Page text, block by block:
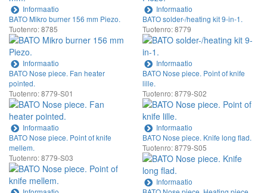
Informaatio
Informaatio
BATO Mikro burner 156 mm Piezo.
Tuotenro: 8785
Informaatio
BATO solder-/heating kit 9-in-1.
Tuotenro: 8779
Informaatio
BATO Nose piece. Fan heater
pointed.
Tuotenro: 8779-S01
Informaatio
BATO Nose piece. Point of knife
lille.
Tuotenro: 8779-S02
Informaatio
BATO Nose piece. Point of knife
mellem.
Tuotenro: 8779-S03
BATO Nose piece. Knife long flad.
Tuotenro: 8779-S05
Informaatio